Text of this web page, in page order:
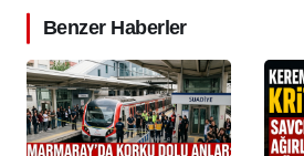
Benzer Haberler